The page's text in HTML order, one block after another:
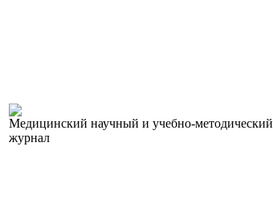
Медицинский научный и учебно-методический
журнал